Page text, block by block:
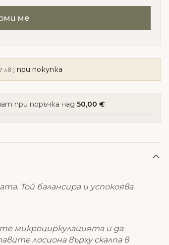
лв.) при покупка
при поръчка над 50,00 €
Той балансира и успокоява
микроциркулацията и да
лосиона върху скалпа в